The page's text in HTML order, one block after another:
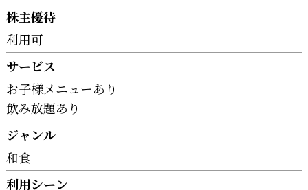
株主優待
利用可
サービス
お子様メニューあり
飲み放題あり
ジャンル
和食
利用シーン